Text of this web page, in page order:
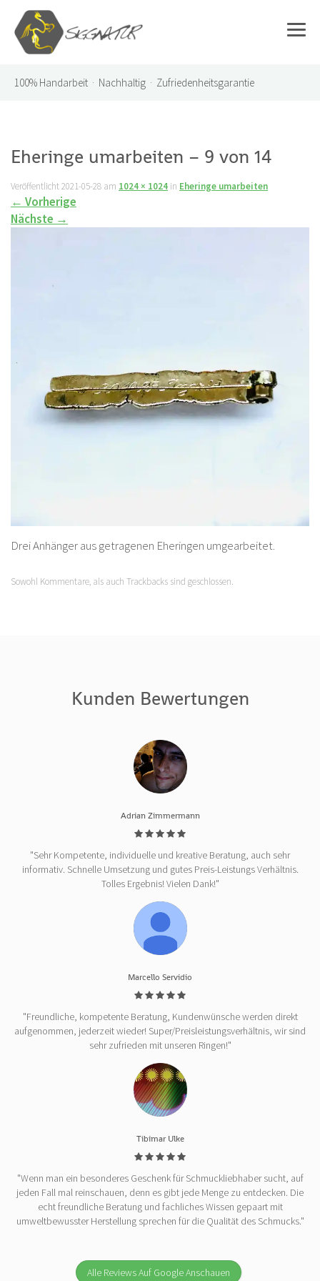
100% Handarbeit · Nachhaltig · Zufriedenheitsgarantie
Eheringe umarbeiten – 9 von 14
Veröffentlicht2021-05-28 am 1024 × 1024 in Eheringe umarbeiten
← Vorherige
Nächste →
Drei Anhänger aus getragenen Eheringen umgearbeitet.
Sowohl Kommentare, als auch Trackbacks sind geschlossen.
Kunden Bewertungen
Adrian Zimmermann
"Sehr Kompetente, individuelle und kreative Beratung, auch sehr
informativ. Schnelle Umsetzung und gutes Preis-Leistungs Verhältnis.
Tolles Ergebnis! Vielen Dank!"
Marcello Servidio
"Freundliche, kompetente Beratung, Kundenwünsche werden direkt
aufgenommen, jederzeit wieder! Super/Preisleistungsverhältnis, wir sind
sehr zufrieden mit unseren Ringen!"
Tibimar Ulke
"Wenn man ein besonderes Geschenk für Schmuckliebhaber sucht, auf
jeden Fall mal reinschauen, denn es gibt jede Menge zu entdecken. Die
echt freundliche Beratung und fachliches Wissen gepaart mit
umweltbewusster Herstellung sprechen für die Qualität des Schmucks."
Alle Reviews Auf Google Anschauen